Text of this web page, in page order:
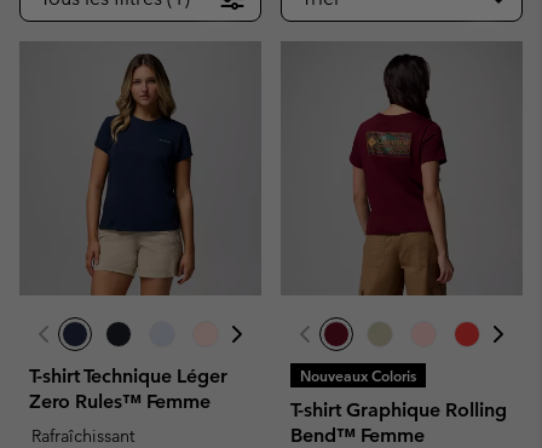
T-shirt Technique Léger
Zero Rules™ Femme
Rafraîchissant
Nouveaux Coloris
T-shirt Graphique Rolling
Bend™ Femme